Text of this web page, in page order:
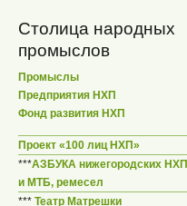
Столица народных
промыслов
Промыслы
Предприятия НХП
Фонд развития НХП
Проект «100 лиц НХП»
***АЗБУКА нижегородских НХП
и МТБ, ремесел
*** Театр Матрешки